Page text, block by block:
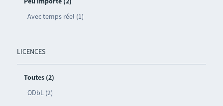
Avec temps réel (1)
LICENCES
Toutes (2)
ODbL (2)